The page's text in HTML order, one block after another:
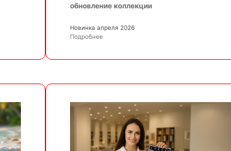
обновление коллекции
Новинка апреля 2026
Подробнее